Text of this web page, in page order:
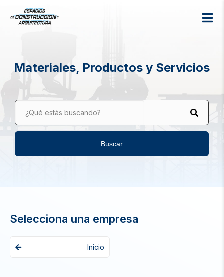
Materiales, Productos y Servicios
¿Qué estás buscando?
Buscar
Selecciona una empresa
Inicio